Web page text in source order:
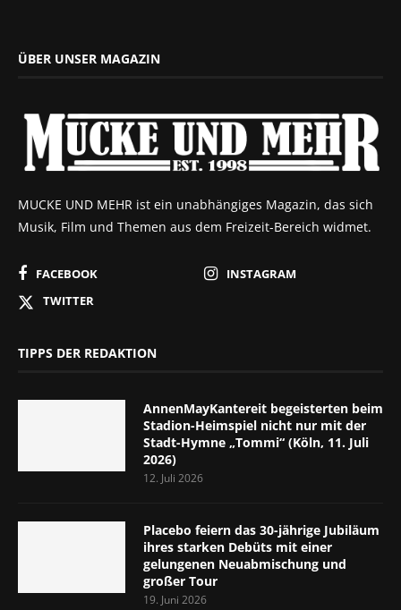
ÜBER UNSER MAGAZIN
MUCKE UND MEHR ist ein unabhängiges Magazin, das sich
Musik, Film und Themen aus dem Freizeit-Bereich widmet.
FACEBOOK
INSTAGRAM
TWITTER
TIPPS DER REDAKTION
AnnenMayKantereit begeisterten beim
Stadion-Heimspiel nicht nur mit der
Stadt-Hymne „Tommi“ (Köln, 11. Juli
2026)
12. Juli 2026
Placebo feiern das 30-jährige Jubiläum
ihres starken Debüts mit einer
gelungenen Neuabmischung und
großer Tour
19. Juni 2026